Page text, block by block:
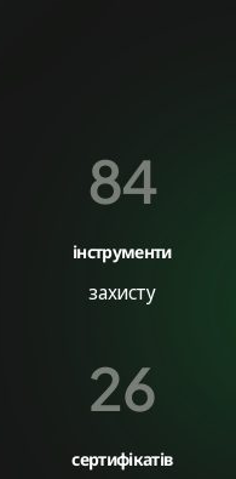
84
інструменти
захисту
26
сертифікатів